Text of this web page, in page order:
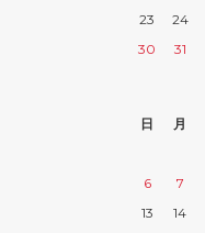
23
24
30
31
日
月
6
7
13
14